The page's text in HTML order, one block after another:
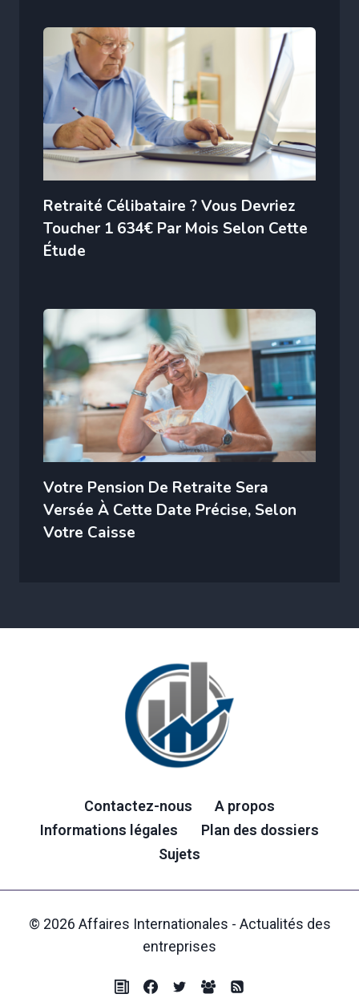
Retraité Célibataire ? Vous Devriez
Toucher 1 634€ Par Mois Selon Cette
Étude
Votre Pension De Retraite Sera
Versée À Cette Date Précise, Selon
Votre Caisse
Contactez-nous
A propos
Informations légales
Plan des dossiers
Sujets
© 2026 Affaires Internationales - Actualités des
entreprises